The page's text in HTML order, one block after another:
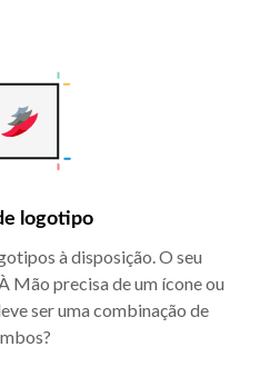
logotipo
à disposição. O seu
Mão precisa de um ícone ou
ser uma combinação de